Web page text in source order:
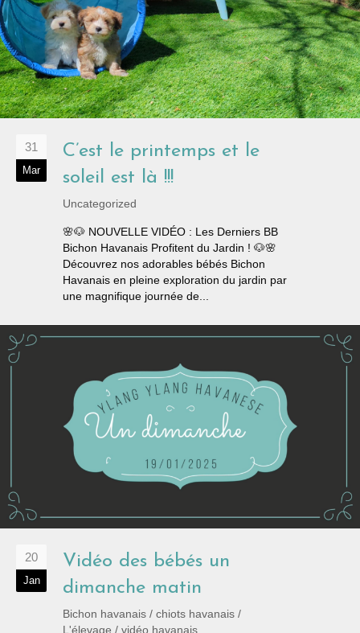
31
Mar
C’est le printemps et le
soleil est là !!!
Uncategorized
🌸🐶 NOUVELLE VIDÉO : Les Derniers BB
Bichon Havanais Profitent du Jardin ! 🐶🌸
Découvrez nos adorables bébés Bichon
Havanais en pleine exploration du jardin par
une magnifique journée de...
20
Jan
Vidéo des bébés un
dimanche matin
Bichon havanais / chiots havanais /
L'élevage / vidéo havanais